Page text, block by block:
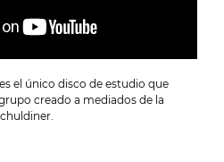
el único disco de estudio que
creado a mediados de la